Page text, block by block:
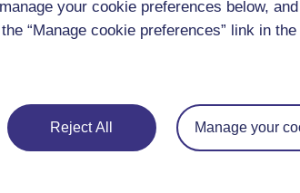
your cookie preferences below,
“Manage cookie preferences” link in
Reject All Manage your
réfère le mot « il » ?
vous que se trouve-t-« il » ?
autres personnes font partie de cette histoire
probablement arrivé avant le début de cette